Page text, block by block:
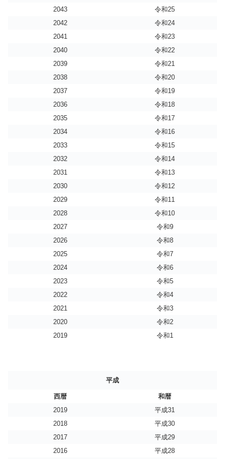
2043
令和25
2042
令和24
2041
令和23
2040
令和22
2039
令和21
2038
令和20
2037
令和19
2036
令和18
2035
令和17
2034
令和16
2033
令和15
2032
令和14
2031
令和13
2030
令和12
2029
令和11
2028
令和10
2027
令和9
2026
令和8
2025
令和7
2024
令和6
2023
令和5
2022
令和4
2021
令和3
2020
令和2
2019
令和1
平成
西暦
和暦
2019
平成31
2018
平成30
2017
平成29
2016
平成28